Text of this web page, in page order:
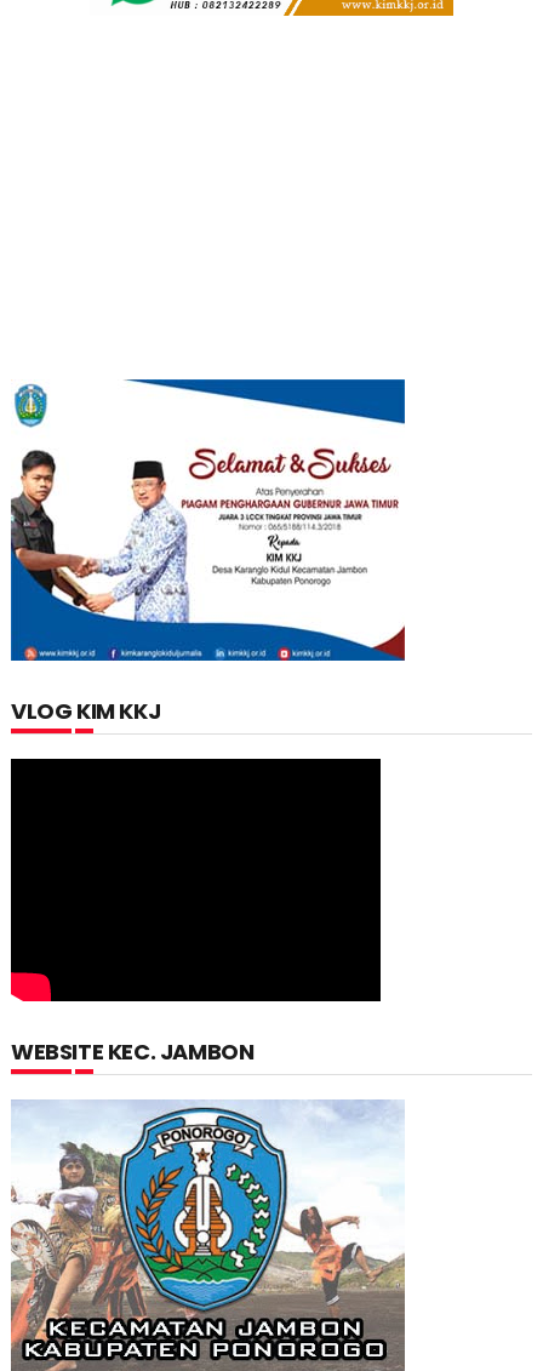
VLOG KIM KKJ
WEBSITE KEC. JAMBON